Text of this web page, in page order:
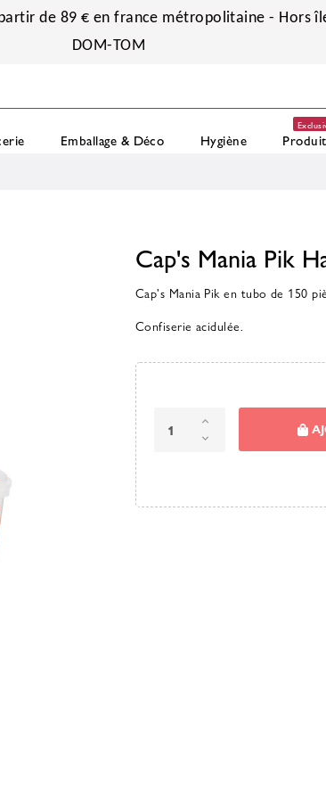
de 89 € en france métropolitaine - Hors
DOM-TOM
Emballage & Déco Hygiène
Cap's Mania Pik
Cap's Mania Pik en tubo de 150
Confiserie acidulée.